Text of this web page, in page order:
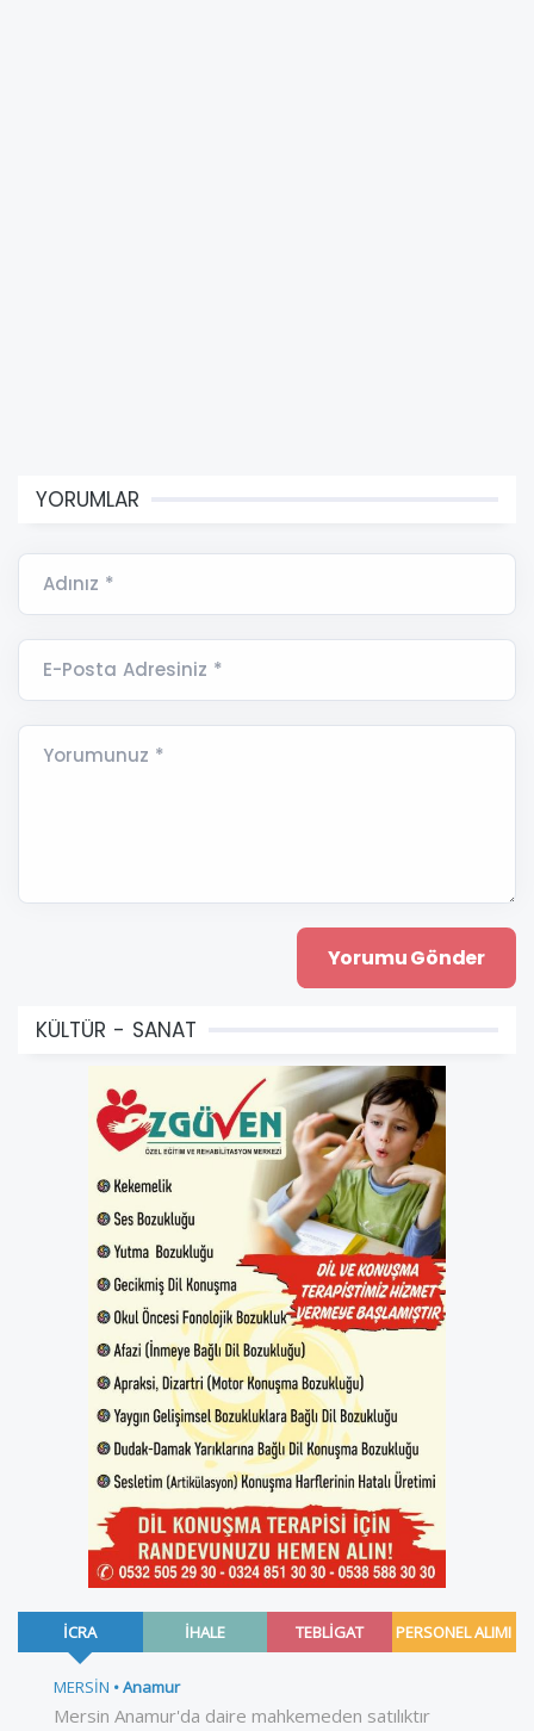
YORUMLAR
Adınız *
E-Posta Adresiniz *
Yorumunuz *
KÜLTÜR - SANAT